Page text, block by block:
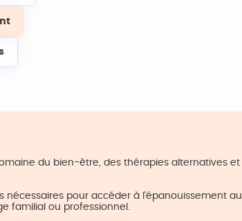
du bien-être, des thérapies alternatives et
nécessaires pour accéder à l’épanouissement au
familial ou professionnel.